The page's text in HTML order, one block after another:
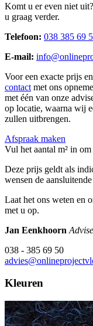
Komt u er even niet
u graag verder.
Telefoon: 038 385 69
E-mail:
Voor een exacte prijs
contact met ons
met één van onze
op locatie, waarna wij
zullen uitbrengen.
Afspraak maken
Vul het aantal m² in
Deze prijs geldt als
wensen de
Laat het ons weten en
met u op.
Jan Eenkhoorn
038 - 385 69 50
Kleuren